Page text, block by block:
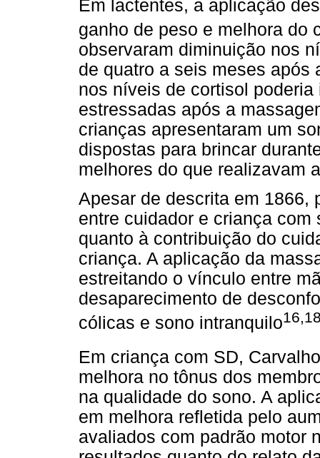
Em lactentes, a aplicação
ganho de peso e melhora do
observaram diminuição nos
de quatro a seis meses após
nos níveis de cortisol
estressadas após a
crianças apresentaram um
dispostas para brincar
melhores do que realizavam
Apesar de descrita em 1866,
entre cuidador e criança
quanto à contribuição do
criança. A aplicação da
estreitando o vínculo entre
desaparecimento de
cólicas e sono intranquilo
Em criança com SD,
melhora no tônus dos
na qualidade do sono. A
em melhora refletida pelo
avaliados com padrão motor